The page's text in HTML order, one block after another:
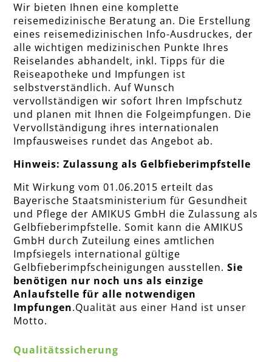
Wir bieten Ihnen eine komplette
reisemedizinische Beratung an. Die Erstellung
eines reisemedizinischen Info-Ausdruckes, der
alle wichtigen medizinischen Punkte Ihres
Reiselandes abhandelt, inkl. Tipps für die
Reiseapotheke und Impfungen ist
selbstverständlich. Auf Wunsch
vervollständigen wir sofort Ihren Impfschutz
und planen mit Ihnen die Folgeimpfungen. Die
Vervollständigung ihres internationalen
Impfausweises rundet das Angebot ab.
Hinweis: Zulassung als Gelbfieberimpfstelle
Mit Wirkung vom 01.06.2015 erteilt das
Bayerische Staatsministerium für Gesundheit
und Pflege der AMIKUS GmbH die Zulassung als
Gelbfieberimpfstelle. Somit kann die AMIKUS
GmbH durch Zuteilung eines amtlichen
Impfsiegels international gültige
Gelbfieberimpfscheinigungen ausstellen. Sie
benötigen nur noch uns als einzige
Anlaufstelle für alle notwendigen
Impfungen.Qualität aus einer Hand ist unser
Motto.
Qualitätssicherung